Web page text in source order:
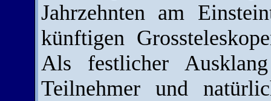
Jahrzehnten am
künftigen
Als festlicher
Teilnehmer und